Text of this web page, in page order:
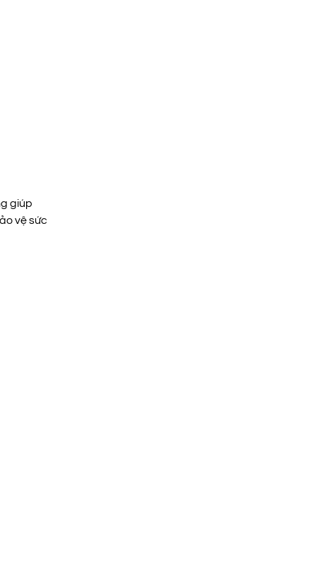
giúp
vệ sức